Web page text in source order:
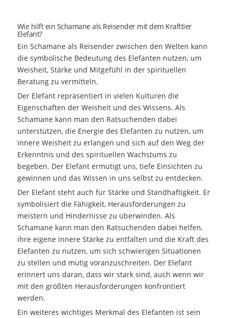
Wie hilft ein Schamane als Reisender mit dem Krafttier
Elefant?
Ein Schamane als Reisender zwischen den Welten kann
die symbolische Bedeutung des Elefanten nutzen, um
Weisheit, Stärke und Mitgefühl in der spirituellen
Beratung zu vermitteln.
Der Elefant repräsentiert in vielen Kulturen die
Eigenschaften der Weisheit und des Wissens. Als
Schamane kann man den Ratsuchenden dabei
unterstützen, die Energie des Elefanten zu nutzen, um
innere Weisheit zu erlangen und sich auf den Weg der
Erkenntnis und des spirituellen Wachstums zu
begeben. Der Elefant ermutigt uns, tiefe Einsichten zu
gewinnen und das Wissen in uns selbst zu entdecken.
Der Elefant steht auch für Stärke und Standhaftigkeit. Er
symbolisiert die Fähigkeit, Herausforderungen zu
meistern und Hindernisse zu überwinden. Als
Schamane kann man den Ratsuchenden dabei helfen,
ihre eigene innere Stärke zu entfalten und die Kraft des
Elefanten zu nutzen, um sich schwierigen Situationen
zu stellen und mutig voranzuschreiten. Der Elefant
erinnert uns daran, dass wir stark sind, auch wenn wir
mit den größten Herausforderungen konfrontiert
werden.
Ein weiteres wichtiges Merkmal des Elefanten ist sein